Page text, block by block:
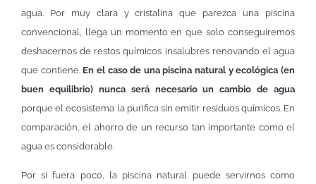
agua. Por muy clara y cristalina que parezca una piscina
convencional, llega un momento en que solo conseguiremos
deshacernos de restos químicos insalubres renovando el agua
que contiene. En el caso de una piscina natural y ecológica (en
buen equilibrio) nunca será necesario un cambio de agua
porque el ecosistema la purifica sin emitir residuos químicos. En
comparación, el ahorro de un recurso tan importante como el
agua es considerable.
Por si fuera poco, la piscina natural puede servirnos como